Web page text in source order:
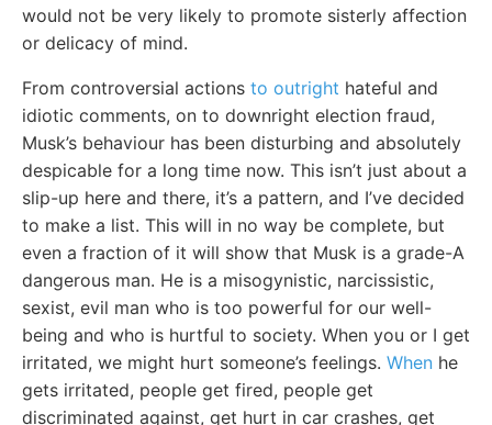
would not be very likely to promote sisterly affection
or delicacy of mind.
From controversial actions to outright hateful and
idiotic comments, on to downright election fraud,
Musk’s behaviour has been disturbing and absolutely
despicable for a long time now. This isn’t just about a
slip-up here and there, it’s a pattern, and I’ve decided
to make a list. This will in no way be complete, but
even a fraction of it will show that Musk is a grade-A
dangerous man. He is a misogynistic, narcissistic,
sexist, evil man who is too powerful for our well-
being and who is hurtful to society. When you or I get
irritated, we might hurt someone’s feelings. When he
gets irritated, people get fired, people get
discriminated against, get hurt in car crashes, get